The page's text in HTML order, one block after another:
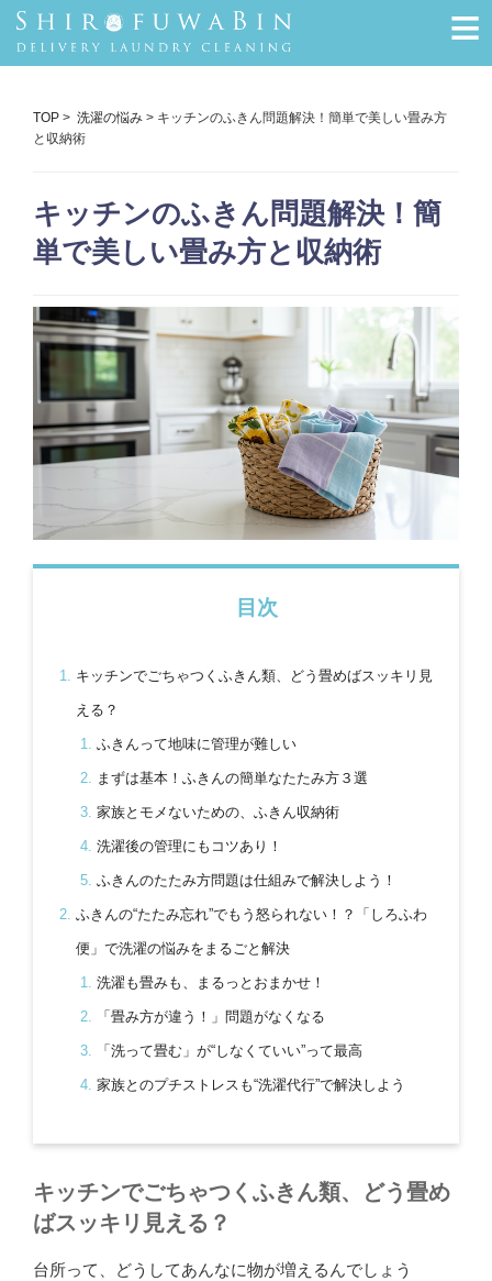
≡
TOP > 洗濯の悩み > キッチンのふきん問題解決！簡単で美しい畳み方
と収納術
キッチンのふきん問題解決！簡
単で美しい畳み方と収納術
目次
キッチンでごちゃつくふきん類、どう畳めばスッキリ見
える？
ふきんって地味に管理が難しい
まずは基本！ふきんの簡単なたたみ方３選
家族とモメないための、ふきん収納術
洗濯後の管理にもコツあり！
ふきんのたたみ方問題は仕組みで解決しよう！
ふきんの“たたみ忘れ”でもう怒られない！？「しろふわ
便」で洗濯の悩みをまるごと解決
洗濯も畳みも、まるっとおまかせ！
「畳み方が違う！」問題がなくなる
「洗って畳む」が“しなくていい”って最高
家族とのプチストレスも“洗濯代行”で解決しよう
キッチンでごちゃつくふきん類、どう畳め
ばスッキリ見える？
台所って、どうしてあんなに物が増えるんでしょう